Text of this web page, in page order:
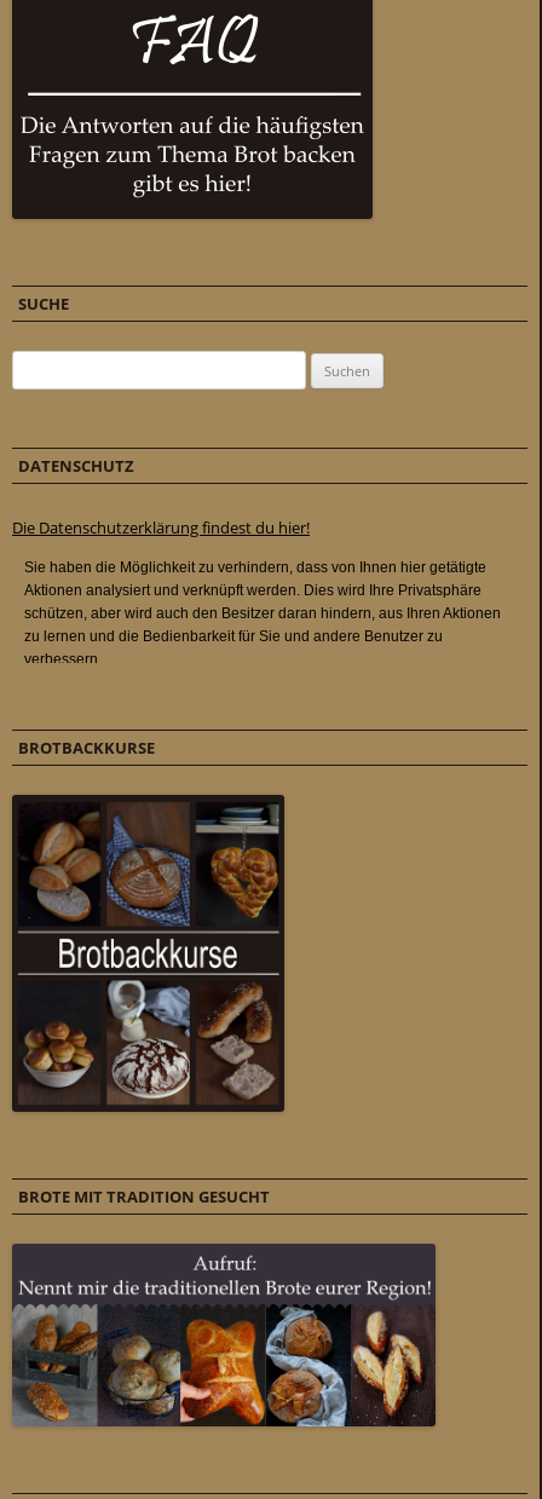
SUCHE
DATENSCHUTZ
Die Datenschutzerklärung findest du hier!
BROTBACKKURSE
BROTE MIT TRADITION GESUCHT